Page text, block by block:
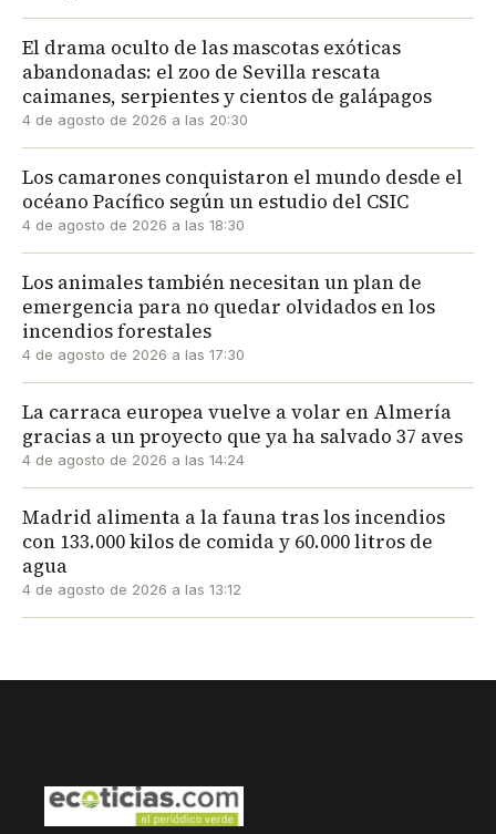
El drama oculto de las mascotas exóticas
abandonadas: el zoo de Sevilla rescata
caimanes, serpientes y cientos de galápagos
4 de agosto de 2026 a las 20:30
Los camarones conquistaron el mundo desde el
océano Pacífico según un estudio del CSIC
4 de agosto de 2026 a las 18:30
Los animales también necesitan un plan de
emergencia para no quedar olvidados en los
incendios forestales
4 de agosto de 2026 a las 17:30
La carraca europea vuelve a volar en Almería
gracias a un proyecto que ya ha salvado 37 aves
4 de agosto de 2026 a las 14:24
Madrid alimenta a la fauna tras los incendios
con 133.000 kilos de comida y 60.000 litros de
agua
4 de agosto de 2026 a las 13:12